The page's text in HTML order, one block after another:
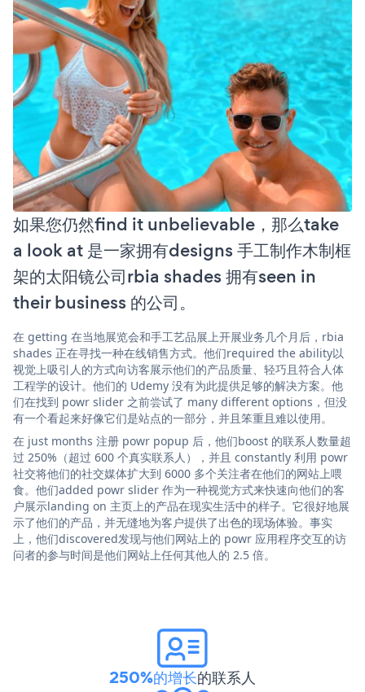
如果您仍然find it unbelievable，那么take
a look at 是一家拥有designs 手工制作木制框
架的太阳镜公司rbia shades 拥有seen in
their business 的公司。
在 getting 在当地展览会和手工艺品展上开展业务几个月后，rbia
shades 正在寻找一种在线销售方式。他们required the ability以
视觉上吸引人的方式向访客展示他们的产品质量、轻巧且符合人体
工程学的设计。他们的 Udemy 没有为此提供足够的解决方案。他
们在找到 powr slider 之前尝试了 many different options，但没
有一个看起来好像它们是站点的一部分，并且笨重且难以使用。
在 just months 注册 powr popup 后，他们boost 的联系人数量超
过 250%（超过 600 个真实联系人），并且 constantly 利用 powr
社交将他们的社交媒体扩大到 6000 多个关注者在他们的网站上喂
食。他们added powr slider 作为一种视觉方式来快速向他们的客
户展示landing on 主页上的产品在现实生活中的样子。它很好地展
示了他们的产品，并无缝地为客户提供了出色的现场体验。事实
上，他们discovered发现与他们网站上的 powr 应用程序交互的访
问者的参与时间是他们网站上任何其他人的 2.5 倍。
250%的增长的联系人